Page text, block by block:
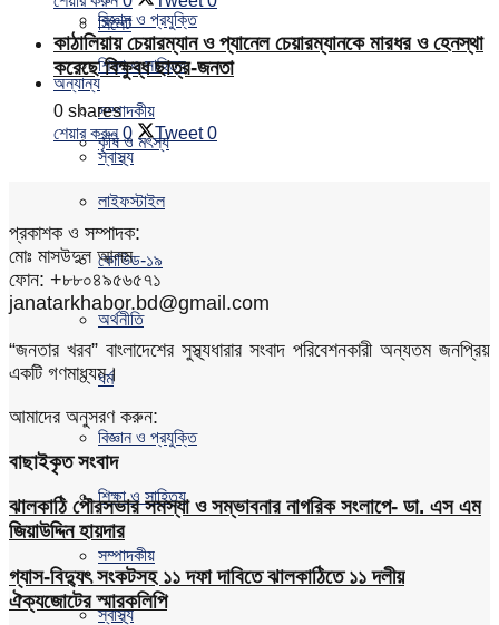
বিজ্ঞান ও প্রযুক্তি
শিক্ষা ও সাহিত্য
সম্পাদকীয়
স্বাস্থ্য
সিলেট
অন্যান্য
কৃষি ও মৎস্য
লাইফস্টাইল
কোভিড-১৯
অর্থনীতি
ধর্ম
বিজ্ঞান ও প্রযুক্তি
শিক্ষা ও সাহিত্য
সম্পাদকীয়
স্বাস্থ্য
কাঠালিয়ায় চেয়ারম্যান ও প্যানেল চেয়ারম্যানকে মারধর ও হেনস্থা
করেছে বিক্ষুব্ধ ছাত্র-জনতা
0 shares
শেয়ার করুন 0 Tweet 0
প্রকাশক ও সম্পাদক:
মোঃ মাসউদুল আলম
ফোন: +৮৮০৪৯৫৬৫৭১
janatarkhabor.bd@gmail.com
“জনতার খরব” বাংলাদেশের সুস্থ্যধারার সংবাদ পরিবেশনকারী অন্যতম জনপ্রিয়
একটি গণমাধ্যম।
আমাদের অনুসরণ করুন:
বাছাইকৃত সংবাদ
ঝালকাঠি পৌরসভার সমস্যা ও সম্ভাবনার নাগরিক সংলাপে- ডা. এস এম
জিয়াউদ্দিন হায়দার
গ্যাস-বিদ্যুৎ সংকটসহ ১১ দফা দাবিতে ঝালকাঠিতে ১১ দলীয়
ঐক্যজোটের স্মারকলিপি